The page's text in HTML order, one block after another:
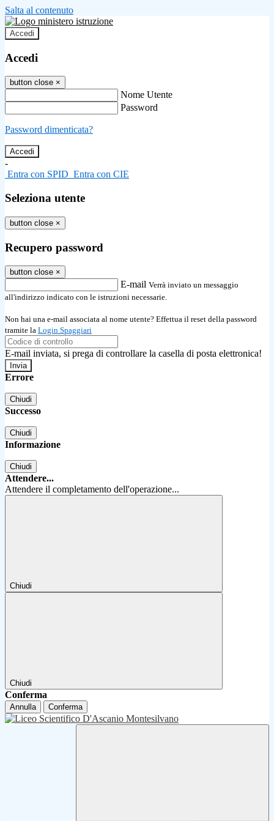
Salta al contenuto
Accedi
Accedi
button close ×
Nome Utente
Password
Password dimenticata?
-
Entra con SPID Entra con CIE
Seleziona utente
button close ×
Recupero password
button close ×
E-mail Verrà inviato un messaggio
all'indirizzo indicato con le istruzioni necessarie.
Non hai una e-mail associata al nome utente? Effettua il reset della password
tramite la Login Spaggiari
E-mail inviata, si prega di controllare la casella di posta elettronica!
Errore
Chiudi
Successo
Chiudi
Informazione
Chiudi
Attendere...
Attendere il completamento dell'operazione...
Chiudi
Chiudi
Conferma
Annulla Conferma